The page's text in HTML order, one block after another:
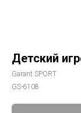
Детский
Garant SPORT
GS-6108